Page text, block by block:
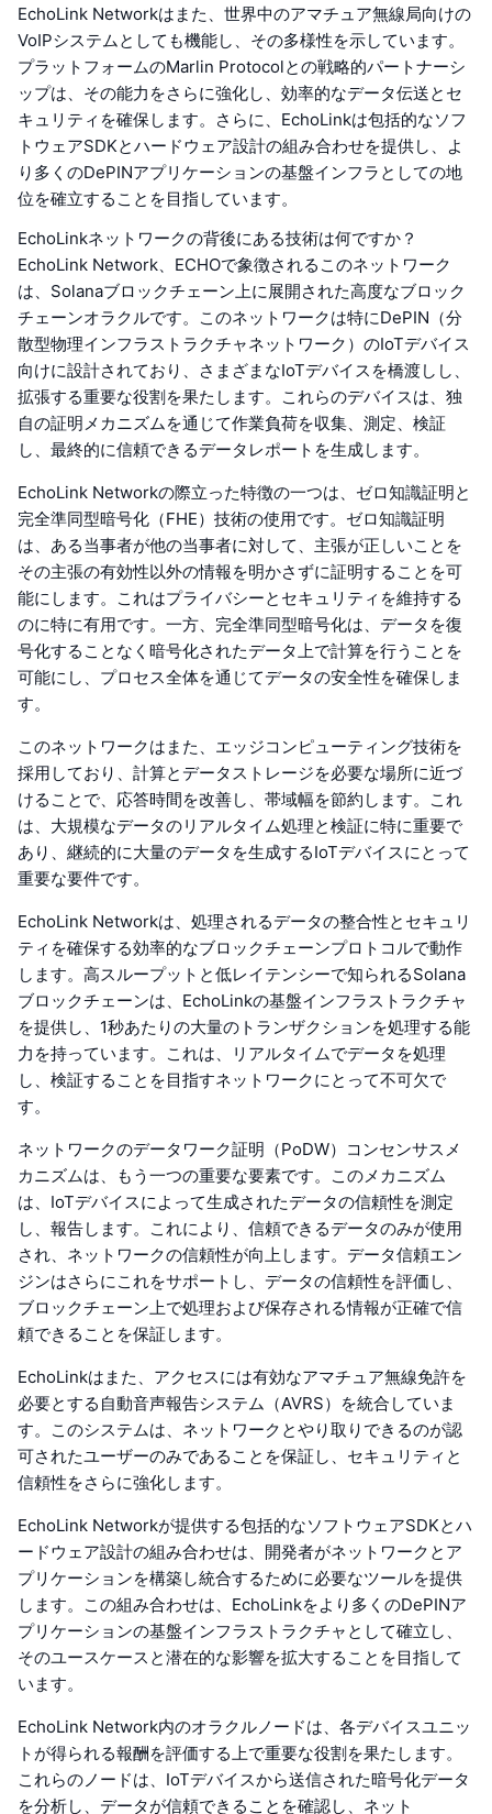
EchoLink Networkはまた、世界中のアマチュア無線局向けの
VoIPシステムとしても機能し、その多様性を示しています。
プラットフォームのMarlin Protocolとの戦略的パートナーシ
ップは、その能力をさらに強化し、効率的なデータ伝送とセ
キュリティを確保します。さらに、EchoLinkは包括的なソフ
トウェアSDKとハードウェア設計の組み合わせを提供し、よ
り多くのDePINアプリケーションの基盤インフラとしての地
位を確立することを目指しています。
EchoLinkネットワークの背後にある技術は何ですか？
EchoLink Network、ECHOで象徴されるこのネットワーク
は、Solanaブロックチェーン上に展開された高度なブロック
チェーンオラクルです。このネットワークは特にDePIN（分
散型物理インフラストラクチャネットワーク）のIoTデバイス
向けに設計されており、さまざまなIoTデバイスを橋渡しし、
拡張する重要な役割を果たします。これらのデバイスは、独
自の証明メカニズムを通じて作業負荷を収集、測定、検証
し、最終的に信頼できるデータレポートを生成します。
EchoLink Networkの際立った特徴の一つは、ゼロ知識証明と
完全準同型暗号化（FHE）技術の使用です。ゼロ知識証明
は、ある当事者が他の当事者に対して、主張が正しいことを
その主張の有効性以外の情報を明かさずに証明することを可
能にします。これはプライバシーとセキュリティを維持する
のに特に有用です。一方、完全準同型暗号化は、データを復
号化することなく暗号化されたデータ上で計算を行うことを
可能にし、プロセス全体を通じてデータの安全性を確保しま
す。
このネットワークはまた、エッジコンピューティング技術を
採用しており、計算とデータストレージを必要な場所に近づ
けることで、応答時間を改善し、帯域幅を節約します。これ
は、大規模なデータのリアルタイム処理と検証に特に重要で
あり、継続的に大量のデータを生成するIoTデバイスにとって
重要な要件です。
EchoLink Networkは、処理されるデータの整合性とセキュリ
ティを確保する効率的なブロックチェーンプロトコルで動作
します。高スループットと低レイテンシーで知られるSolana
ブロックチェーンは、EchoLinkの基盤インフラストラクチャ
を提供し、1秒あたりの大量のトランザクションを処理する能
力を持っています。これは、リアルタイムでデータを処理
し、検証することを目指すネットワークにとって不可欠で
す。
ネットワークのデータワーク証明（PoDW）コンセンサスメ
カニズムは、もう一つの重要な要素です。このメカニズム
は、IoTデバイスによって生成されたデータの信頼性を測定
し、報告します。これにより、信頼できるデータのみが使用
され、ネットワークの信頼性が向上します。データ信頼エン
ジンはさらにこれをサポートし、データの信頼性を評価し、
ブロックチェーン上で処理および保存される情報が正確で信
頼できることを保証します。
EchoLinkはまた、アクセスには有効なアマチュア無線免許を
必要とする自動音声報告システム（AVRS）を統合していま
す。このシステムは、ネットワークとやり取りできるのが認
可されたユーザーのみであることを保証し、セキュリティと
信頼性をさらに強化します。
EchoLink Networkが提供する包括的なソフトウェアSDKとハ
ードウェア設計の組み合わせは、開発者がネットワークとア
プリケーションを構築し統合するために必要なツールを提供
します。この組み合わせは、EchoLinkをより多くのDePINア
プリケーションの基盤インフラストラクチャとして確立し、
そのユースケースと潜在的な影響を拡大することを目指して
います。
EchoLink Network内のオラクルノードは、各デバイスユニッ
トが得られる報酬を評価する上で重要な役割を果たします。
これらのノードは、IoTデバイスから送信された暗号化データ
を分析し、データが信頼できることを確認し、ネット